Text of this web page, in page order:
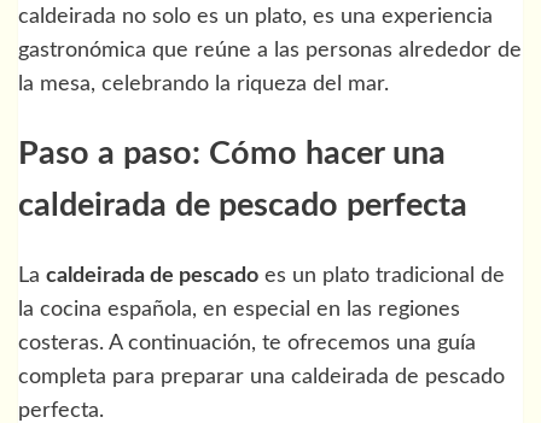
caldeirada no solo es un plato, es una experiencia
gastronómica que reúne a las personas alrededor de
la mesa, celebrando la riqueza del mar.
Paso a paso: Cómo hacer una
caldeirada de pescado perfecta
La caldeirada de pescado es un plato tradicional de
la cocina española, en especial en las regiones
costeras. A continuación, te ofrecemos una guía
completa para preparar una caldeirada de pescado
perfecta.